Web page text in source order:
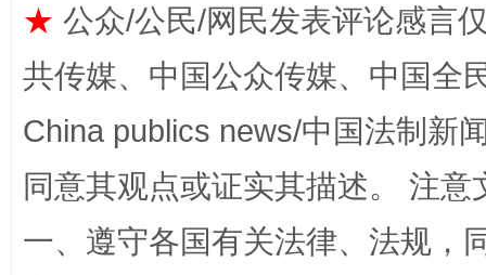
解纷+调解+退费，一次搞定
★ 公众/公民/网民发表评论感言
共传媒、中国公众传媒、中国全
China publics news/中国法制新
同意其观点或证实其描述。 注
一、遵守各国有关法律、法规，